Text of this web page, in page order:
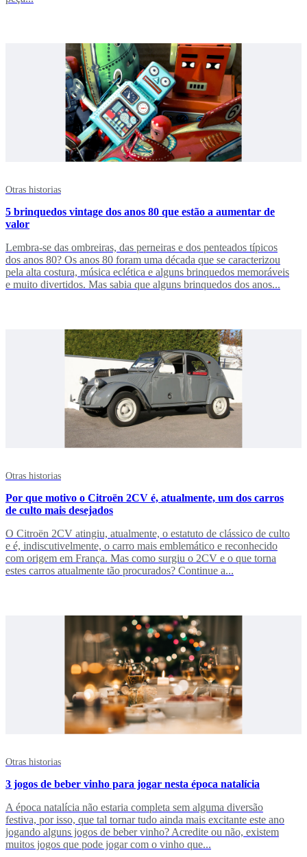
Otras historias
5 brinquedos vintage dos anos 80 que estão a aumentar de
valor
Lembra-se das ombreiras, das perneiras e dos penteados típicos
dos anos 80? Os anos 80 foram uma década que se caracterizou
pela alta costura, música eclética e alguns brinquedos memoráveis
e muito divertidos. Mas sabia que alguns brinquedos dos anos...
Otras historias
Por que motivo o Citroën 2CV é, atualmente, um dos carros
de culto mais desejados
O Citroën 2CV atingiu, atualmente, o estatuto de clássico de culto
e é, indiscutivelmente, o carro mais emblemático e reconhecido
com origem em França. Mas como surgiu o 2CV e o que torna
estes carros atualmente tão procurados? Continue a...
Otras historias
3 jogos de beber vinho para jogar nesta época natalícia
A época natalícia não estaria completa sem alguma diversão
festiva, por isso, que tal tornar tudo ainda mais excitante este ano
jogando alguns jogos de beber vinho? Acredite ou não, existem
muitos jogos que pode jogar com o vinho que...